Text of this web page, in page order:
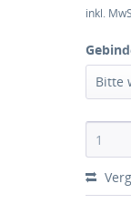
inkl.
Bitte